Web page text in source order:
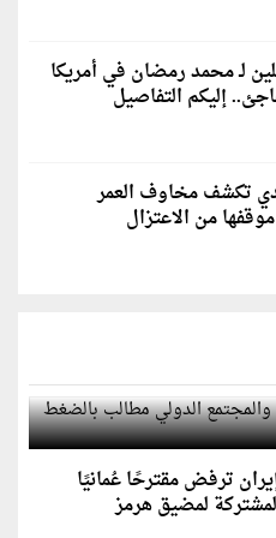
لـ محمد رمضان في أمريكا
إليكم التفاصيل
تكشف مخاوف العمر
من الاعتزال
والمجتمع الدولي مطالب
ترفض مقترحًا عُمانيًا
لمضيق هرمز